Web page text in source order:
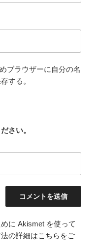
ブラウザーに自分の名
する。
さい。
に Akismet を使って
の詳細はこちらをご